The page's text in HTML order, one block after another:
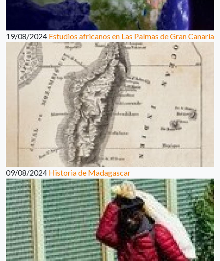
19/08/2024 Estudios africanos en Las Palmas de Gran Canaria
09/08/2024 Historia de Madagascar